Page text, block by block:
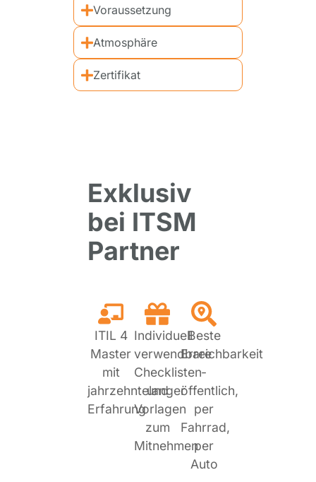
Voraussetzung
Atmosphäre
Zertifikat
Exklusiv
bei ITSM
Partner
ITIL 4
Master
mit
jahrzehntelanger
Erfahrung
Individuell
verwendbare
Checklisten
und
Vorlagen
zum
Mitnehmen
Beste
Erreichbarkeit
-
öffentlich,
per
Fahrrad,
per
Auto